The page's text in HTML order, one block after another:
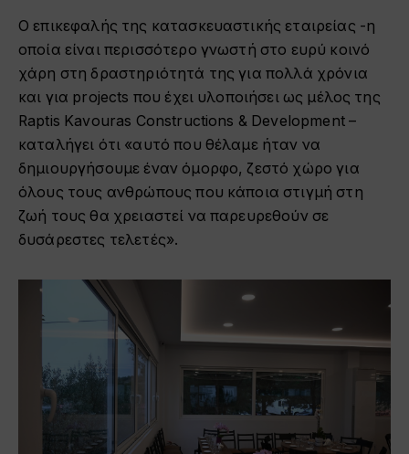
Ο επικεφαλής της κατασκευαστικής εταιρείας -η
οποία είναι περισσότερο γνωστή στο ευρύ κοινό
χάρη στη δραστηριότητά της για πολλά χρόνια
και για projects που έχει υλοποιήσει ως μέλος της
Raptis Kavouras Constructions & Development –
καταλήγει ότι «αυτό που θέλαμε ήταν να
δημιουργήσουμε έναν όμορφο, ζεστό χώρο για
όλους τους ανθρώπους που κάποια στιγμή στη
ζωή τους θα χρειαστεί να παρευρεθούν σε
δυσάρεστες τελετές».